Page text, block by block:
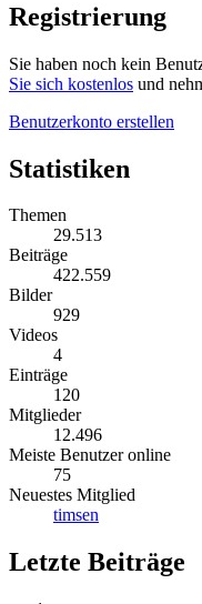
Registrierung
Sie haben noch kein
Sie sich kostenlos und
Benutzerkonto erstellen
Statistiken
Themen
29.513
Beiträge
422.559
Bilder
929
Videos
4
Einträge
120
Mitglieder
12.496
Meiste Benutzer online
75
Neuestes Mitglied
timsen
Letzte Beiträge